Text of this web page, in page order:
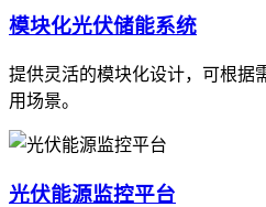
模块化光伏储能系统
提供灵活的模块化设计，可根据
用场景。
光伏能源监控平台